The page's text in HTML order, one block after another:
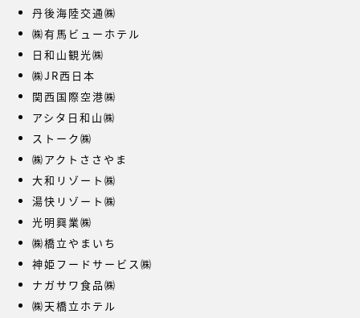
丹後海陸交通㈱
㈱有馬ビューホテル
日和山観光㈱
㈱JR西日本
関西国際空港㈱
アシタ日和山㈱
ストーク㈱
㈱アクトささやま
大和リゾート㈱
湯快リゾート㈱
光明興業㈱
㈱橋立やまいち
神姫フードサービス㈱
ナガサワ食品㈱
㈱天橋立ホテル